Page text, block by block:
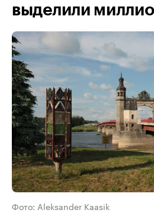
выделили
Фото: Aleksander Kaasik